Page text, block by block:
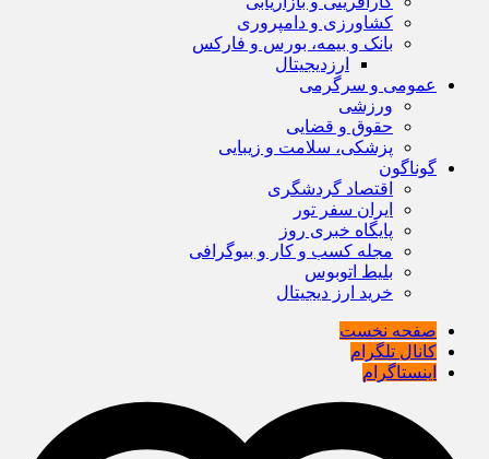
کشاورزی و دامپروری
بانک و بیمه، بورس و فارکس
ارزدیجیتال
عمومی و سرگرمی
ورزشی
حقوق و قضایی
پزشکی، سلامت و زیبایی
گوناگون
اقتصاد گردشگری
ایران سفر تور
پایگاه خبری روز
مجله کسب و کار و بیوگرافی
بلیط اتوبوس
خرید ارز دیجیتال
صفحه نخست
کانال تلگرام
اینستاگرام